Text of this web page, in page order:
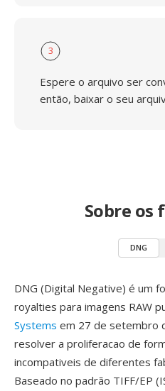
3
Espere o arquivo ser
então, baixar o seu
Sobre os
DNG
DNG (Digital Negative) é um
royalties para imagens RAW
Systems em 27 de setembro
resolver a proliferacao de
incompativeis de diferentes
Baseado no padrão TIFF/EP